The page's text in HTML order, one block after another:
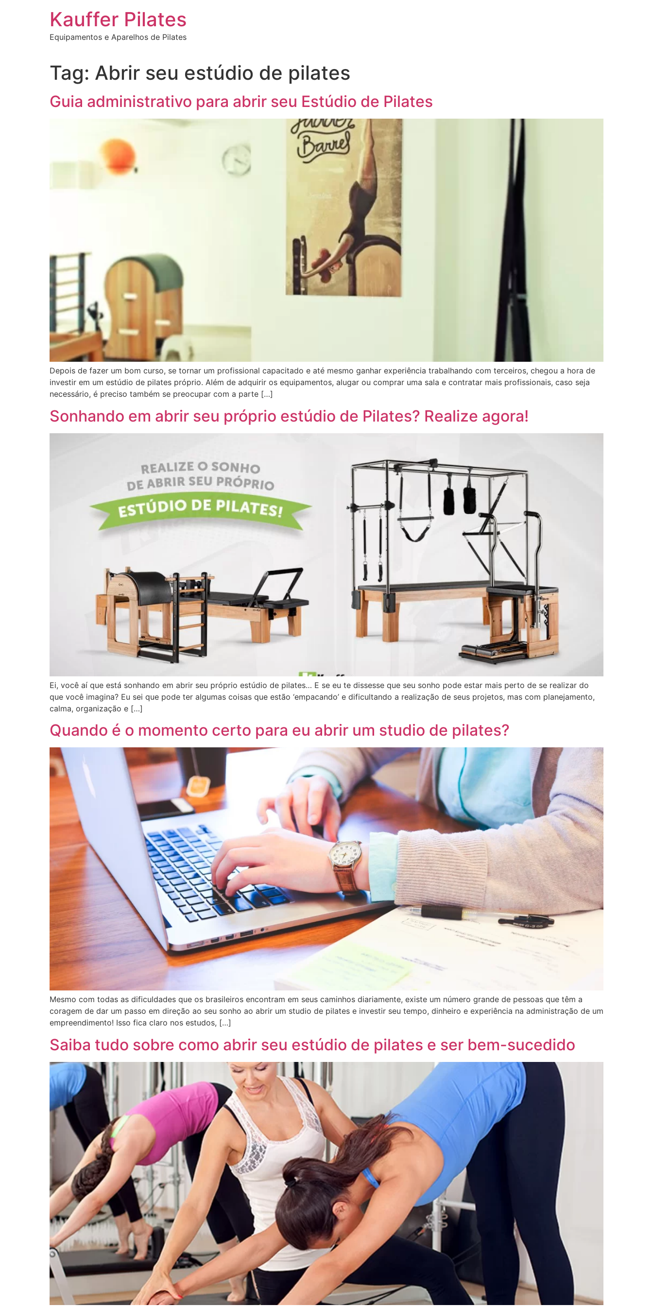
Kauffer Pilates
Equipamentos e Aparelhos de Pilates
Tag: Abrir seu estúdio de pilates
Guia administrativo para abrir seu Estúdio de Pilates
Depois de fazer um bom curso, se tornar um profissional capacitado e até mesmo ganhar experiência trabalhando com terceiros, chegou a hora de
investir em um estúdio de pilates próprio. Além de adquirir os equipamentos, alugar ou comprar uma sala e contratar mais profissionais, caso seja
necessário, é preciso também se preocupar com a parte […]
Sonhando em abrir seu próprio estúdio de Pilates? Realize agora!
Ei, você aí que está sonhando em abrir seu próprio estúdio de pilates… E se eu te dissesse que seu sonho pode estar mais perto de se realizar do
que você imagina? Eu sei que pode ter algumas coisas que estão ‘empacando’ e dificultando a realização de seus projetos, mas com planejamento,
calma, organização e […]
Quando é o momento certo para eu abrir um studio de pilates?
Mesmo com todas as dificuldades que os brasileiros encontram em seus caminhos diariamente, existe um número grande de pessoas que têm a
coragem de dar um passo em direção ao seu sonho ao abrir um studio de pilates e investir seu tempo, dinheiro e experiência na administração de um
empreendimento! Isso fica claro nos estudos, […]
Saiba tudo sobre como abrir seu estúdio de pilates e ser bem-sucedido